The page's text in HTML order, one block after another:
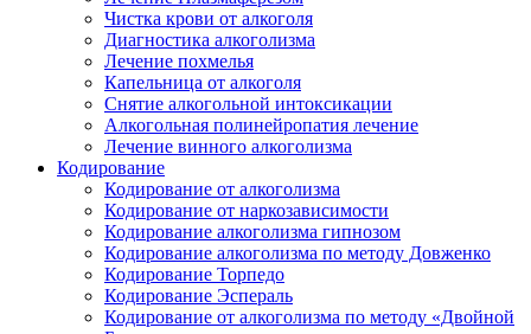
Чистка крови от алкоголя
Диагностика алкоголизма
Лечение похмелья
Капельница от алкоголя
Снятие алкогольной интоксикации
Алкогольная полинейропатия лечение
Лечение винного алкоголизма
Кодирование
Кодирование от алкоголизма
Кодирование от наркозависимости
Кодирование алкоголизма гипнозом
Кодирование алкоголизма по методу Довженко
Кодирование Торпедо
Кодирование Эспераль
Кодирование от алкоголизма по методу «Двойной